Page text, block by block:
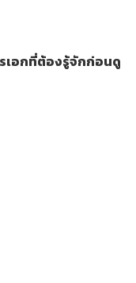
เอกที่ต้องรู้จักก่อนดู